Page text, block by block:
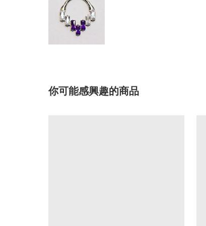
你可能感興趣的商品